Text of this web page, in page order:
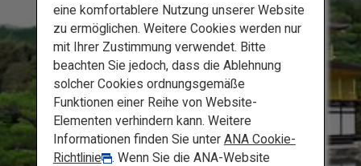
Empfohlene Orte
Reiseideen
Reiseziele
Die Highlights von Kansai
Kyoto und Nara:
UNESCO-Weltkulturerbe
eine komfortablere Nutzung unserer Website
zu ermöglichen. Weitere Cookies werden nur
mit Ihrer Zustimmung verwendet. Bitte
beachten Sie jedoch, dass die Ablehnung
solcher Cookies ordnungsgemäße
Funktionen einer Reihe von Website-
Elementen verhindern kann. Weitere
Informationen finden Sie unter ANA Cookie-
Richtlinie
. Wenn Sie die ANA-Website